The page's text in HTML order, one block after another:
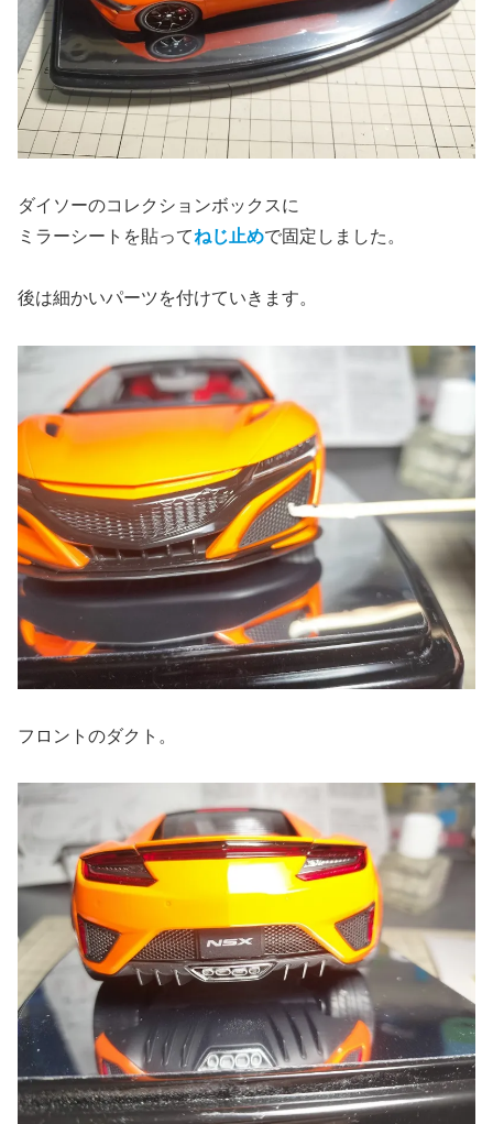
ダイソーのコレクションボックスに
ミラーシートを貼ってねじ止めで固定しました。
後は細かいパーツを付けていきます。
フロントのダクト。